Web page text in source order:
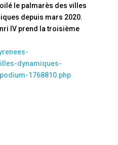
le palmarès des villes
depuis mars 2020.
IV prend la troisième
dynamiques-
1768810.php